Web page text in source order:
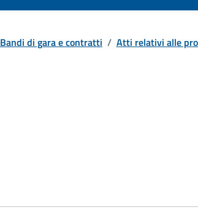
Bandi di gara e contratti / Atti relativi alle